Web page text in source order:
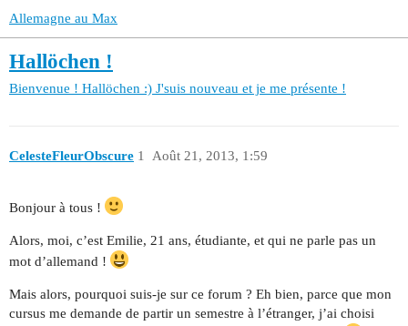
Allemagne au Max
Hallöchen !
Bienvenue ! Hallöchen :) J'suis nouveau et je me présente !
CelesteFleurObscure Août 21, 2013, 1:59
1
Bonjour à tous !
Alors, moi, c’est Emilie, 21 ans, étudiante, et qui ne parle pas un
mot d’allemand !
Mais alors, pourquoi suis-je sur ce forum ? Eh bien, parce que mon
cursus me demande de partir un semestre à l’étranger, j’ai choisi